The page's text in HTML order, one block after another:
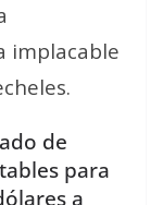
implacable
de
para
a